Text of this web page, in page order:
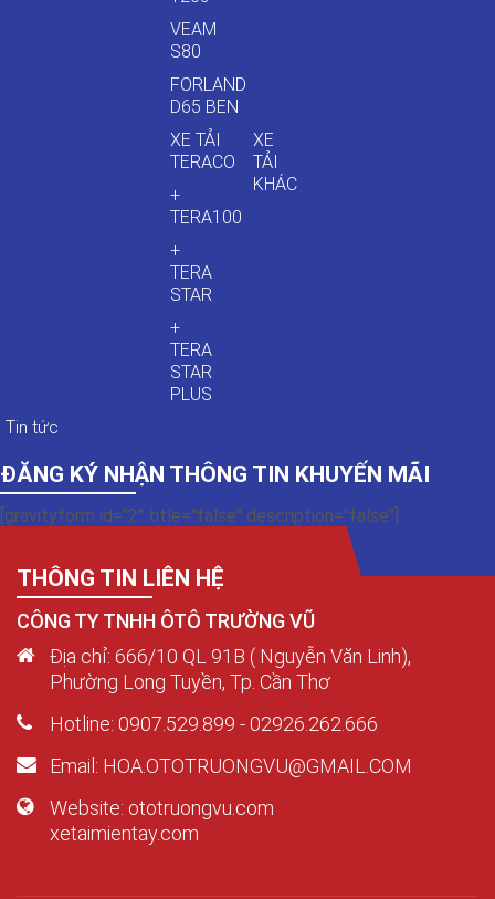
VEAM
S80
FORLAND
D65 BEN
XE TẢI
TERACO
+
TERA100
+
TERA
STAR
+
TERA
STAR
PLUS
XE
TẢI
KHÁC
Tin tức
ĐĂNG KÝ NHẬN THÔNG TIN KHUYẾN MÃI
[gravityform id="2" title="false" description="false"]
THÔNG TIN LIÊN HỆ
CÔNG TY TNHH ÔTÔ TRƯỜNG VŨ
Địa chỉ: 666/10 QL 91B ( Nguyễn Văn Linh),
Phường Long Tuyền, Tp. Cần Thơ
Hotline: 0907.529.899 - 02926.262.666
Email: HOA.OTOTRUONGVU@GMAIL.COM
Website: ototruongvu.com
xetaimientay.com